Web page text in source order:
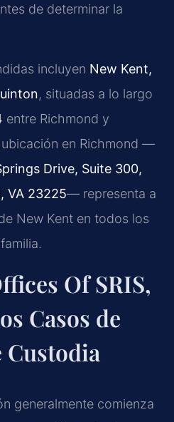
de determinar la
incluyen New Kent,
, situadas a lo largo
entre Richmond y
en Richmond —
Drive, Suite 300,
VA 23225— representa a
New Kent en todos los
Of SRIS,
Casos de
Custodia
generalmente comienza